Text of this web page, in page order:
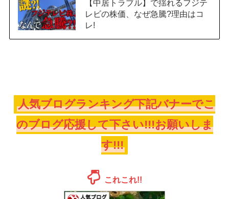
【中居トラブル】で揺れるフジテ
レビの株価、なぜ急騰?理由はコ
レ!
人気ブログランキング下記バナーでこ
のブログ応援して下さい!!!お願いしま
す!!!
これこれ!!